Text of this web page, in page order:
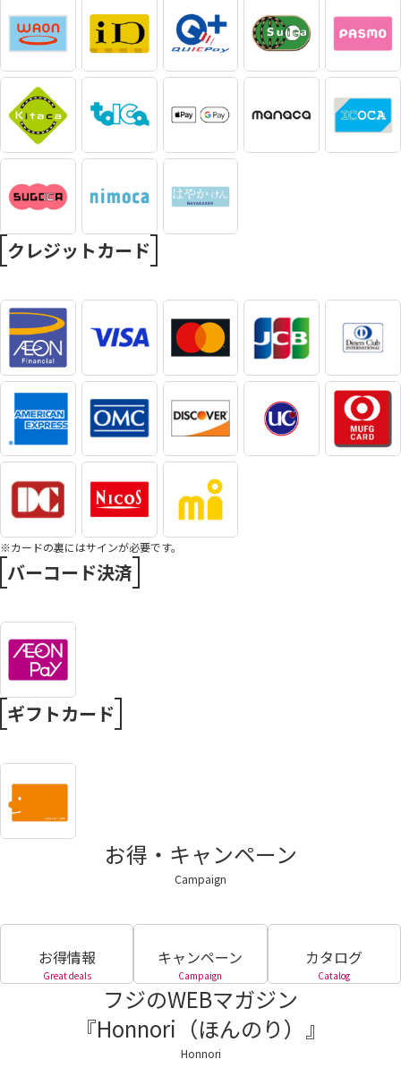
クレジットカード
※カードの裏にはサインが必要です。
バーコード決済
ギフトカード
お得・キャンペーン
Campaign
お得情報
Great deals
キャンペーン
Campaign
カタログ
Catalog
フジのWEBマガジン
『Honnori（ほんのり）』
Honnori